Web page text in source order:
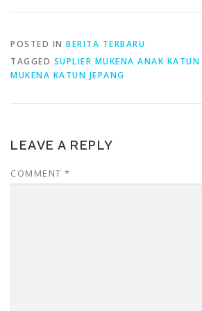
POSTED IN BERITA TERBARU
TAGGED SUPLIER MUKENA ANAK KATUN
MUKENA KATUN JEPANG
LEAVE A REPLY
COMMENT *